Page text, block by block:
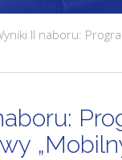
II naboru: